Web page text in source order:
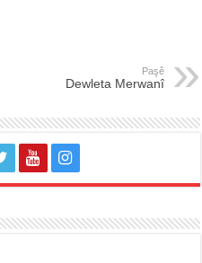
Paşê
Dewleta Merwanî